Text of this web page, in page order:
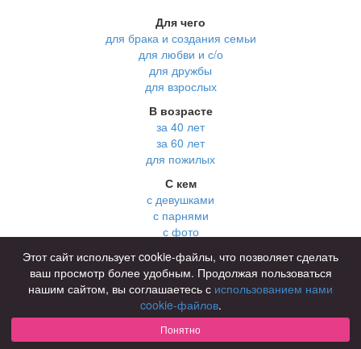
Для чего
для брака и создания семьи
для любви и с/о
для дружбы
для взрослых
В возрасте
за 40 лет
за 60 лет
для пожилых
С кем
с девушками
с парнями
с фото
В стране
Россия
Советы
Знакомства для взрослых
КОНФИДЕНЦИАЛЬНОСТЬ
Правила
Этот сайт использует cookie-файлы, что позволяет сделать
ваш просмотр более удобным. Продолжая пользоваться
нашим сайтом, вы соглашаетесь с использованием нами
cookie-файлов.
Понятно